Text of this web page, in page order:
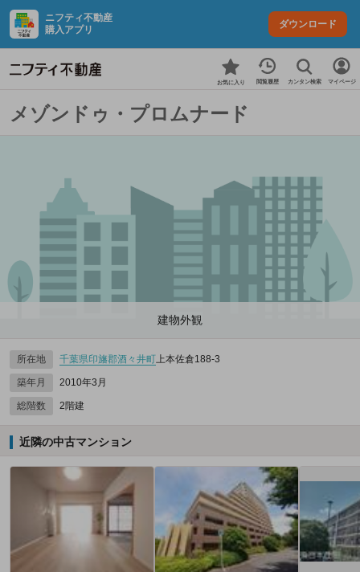
ニフティ不動産
購入アプリ
ダウンロード
お気に入り 閲覧履歴 カンタン検索 マイページ
メゾンドゥ・プロムナード
建物外観
所在地 千葉県印旛郡酒々井町上本佐倉188‐3
築年月 2010年3月
総階数 2階建
近隣の中古マンション